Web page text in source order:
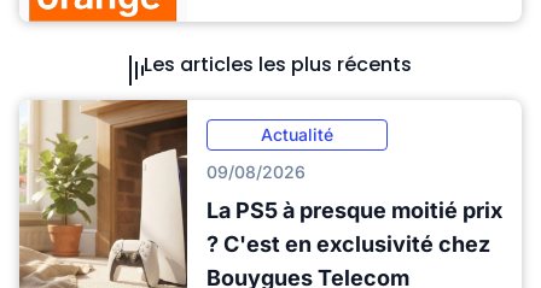
Les articles les plus récents
Actualité
09/08/2026
La PS5 à presque moitié prix
? C'est en exclusivité chez
Bouygues Telecom